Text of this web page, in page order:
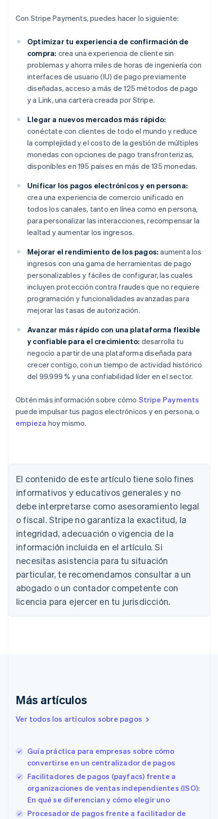
Con Stripe Payments, puedes hacer lo siguiente:
Optimizar tu experiencia de confirmación de
compra: crea una experiencia de cliente sin
problemas y ahorra miles de horas de ingeniería con
interfaces de usuario (IU) de pago previamente
diseñadas, acceso a más de 125 métodos de pago
y a Link, una cartera creada por Stripe.
Llegar a nuevos mercados más rápido:
conéctate con clientes de todo el mundo y reduce
la complejidad y el costo de la gestión de múltiples
monedas con opciones de pago transfronterizas,
disponibles en 195 países en más de 135 monedas.
Unificar los pagos electrónicos y en persona:
crea una experiencia de comercio unificado en
todos los canales, tanto en línea como en persona,
para personalizar las interacciones, recompensar la
lealtad y aumentar los ingresos.
Mejorar el rendimiento de los pagos: aumenta los
ingresos con una gama de herramientas de pago
personalizables y fáciles de configurar, las cuales
incluyen protección contra fraudes que no requiere
programación y funcionalidades avanzadas para
mejorar las tasas de autorización.
Avanzar más rápido con una plataforma flexible
y confiable para el crecimiento: desarrolla tu
negocio a partir de una plataforma diseñada para
crecer contigo, con un tiempo de actividad histórico
del 99.999 % y una confiabilidad líder en el sector.
Obtén más información sobre cómo Stripe Payments
puede impulsar tus pagos electrónicos y en persona, o
empieza hoy mismo.
El contenido de este artículo tiene solo fines
informativos y educativos generales y no
debe interpretarse como asesoramiento legal
o fiscal. Stripe no garantiza la exactitud, la
integridad, adecuación o vigencia de la
información incluida en el artículo. Si
necesitas asistencia para tu situación
particular, te recomendamos consultar a un
abogado o un contador competente con
licencia para ejercer en tu jurisdicción.
Más artículos
Ver todos los artículos sobre pagos
Guía práctica para empresas sobre cómo
convertirse en un centralizador de pagos
Facilitadores de pagos (payfacs) frente a
organizaciones de ventas independientes (ISO):
En qué se diferencian y cómo elegir uno
Procesador de pagos frente a facilitador de
Alemania
DeutschEnglish
English
Austria
Deutsch English
Bélgica
Nederlands FrançaisDeutschEnglish
Brasil
Bulgaria
English
Canadá
EnglishFrançais
China continental
Eslovaquia
Eslovenia
EspañolEnglish
Estados Unidos
English Español 简体中文
Estonia
English
Finlandia
EnglishSvenska